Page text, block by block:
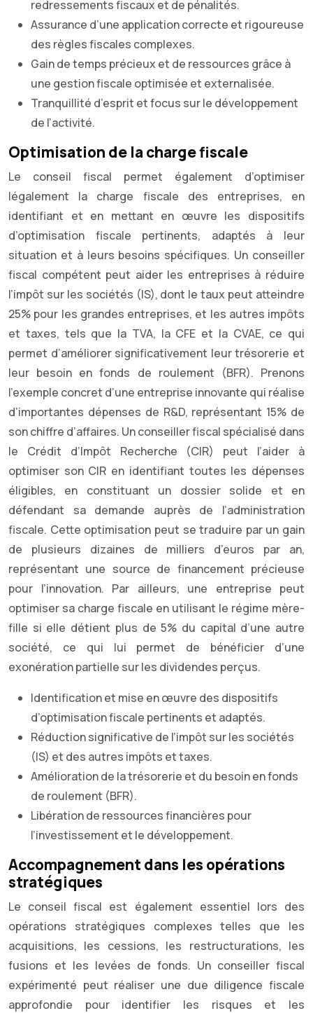
redressements fiscaux et de pénalités.
Assurance d’une application correcte et rigoureuse
des règles fiscales complexes.
Gain de temps précieux et de ressources grâce à
une gestion fiscale optimisée et externalisée.
Tranquillité d’esprit et focus sur le développement
de l’activité.
Optimisation de la charge fiscale
Le conseil fiscal permet également d’optimiser
légalement la charge fiscale des entreprises, en
identifiant et en mettant en œuvre les dispositifs
d’optimisation fiscale pertinents, adaptés à leur
situation et à leurs besoins spécifiques. Un conseiller
fiscal compétent peut aider les entreprises à réduire
l’impôt sur les sociétés (IS), dont le taux peut atteindre
25% pour les grandes entreprises, et les autres impôts
et taxes, tels que la TVA, la CFE et la CVAE, ce qui
permet d’améliorer significativement leur trésorerie et
leur besoin en fonds de roulement (BFR). Prenons
l’exemple concret d’une entreprise innovante qui réalise
d’importantes dépenses de R&D, représentant 15% de
son chiffre d’affaires. Un conseiller fiscal spécialisé dans
le Crédit d’Impôt Recherche (CIR) peut l’aider à
optimiser son CIR en identifiant toutes les dépenses
éligibles, en constituant un dossier solide et en
défendant sa demande auprès de l’administration
fiscale. Cette optimisation peut se traduire par un gain
de plusieurs dizaines de milliers d’euros par an,
représentant une source de financement précieuse
pour l’innovation. Par ailleurs, une entreprise peut
optimiser sa charge fiscale en utilisant le régime mère-
fille si elle détient plus de 5% du capital d’une autre
société, ce qui lui permet de bénéficier d’une
exonération partielle sur les dividendes perçus.
Identification et mise en œuvre des dispositifs
d’optimisation fiscale pertinents et adaptés.
Réduction significative de l’impôt sur les sociétés
(IS) et des autres impôts et taxes.
Amélioration de la trésorerie et du besoin en fonds
de roulement (BFR).
Libération de ressources financières pour
l’investissement et le développement.
Accompagnement dans les opérations
stratégiques
Le conseil fiscal est également essentiel lors des
opérations stratégiques complexes telles que les
acquisitions, les cessions, les restructurations, les
fusions et les levées de fonds. Un conseiller fiscal
expérimenté peut réaliser une due diligence fiscale
approfondie pour identifier les risques et les